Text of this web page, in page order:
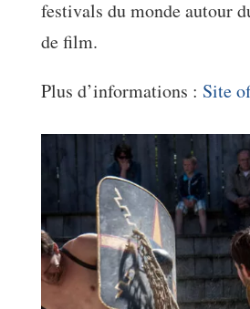
festivals du monde autour
de film.
Plus d’informations : Site